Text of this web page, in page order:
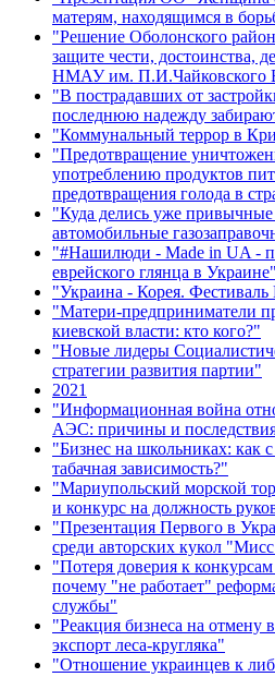
матерям, находящимся в
"Решение Оболонского
защите чести, достоинства,
НМАУ им. П.И.Чайковского
"В пострадавших от
последнюю надежду
"Коммунальный террор в
"Предотвращение
употреблению продуктов
предотвращения голода в
"Куда делись уже
автомобильные
"#Нашилюди - Made in UA -
еврейского глянца в Украине"
"Украина - Корея.
"Матери-предприниматели
киевской власти: кто кого?"
"Новые лидеры
стратегии развития партии"
2021
"Информационная война
АЭС: причины и
"Бизнес на школьниках: как
табачная зависимость?"
"Мариупольский морской
и конкурс на должность
"Презентация Первого в
среди авторских кукол
"Потеря доверия к
почему "не работает"
службы"
"Реакция бизнеса на отмену
экспорт леса-кругляка"
"Отношение украинцев к